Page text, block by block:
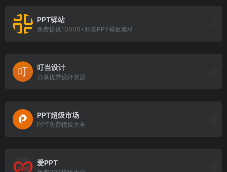
PPT驿站
免费提供10000+精美PPT模板素材
叮当设计
分享优秀设计资源
PPT超级市场
PPT免费模板大全
爱PPT